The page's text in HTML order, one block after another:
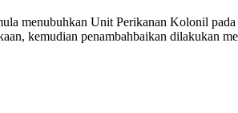
menubuhkan Unit Perikanan Kolonil
kemudian penambahbaikan dilakukan